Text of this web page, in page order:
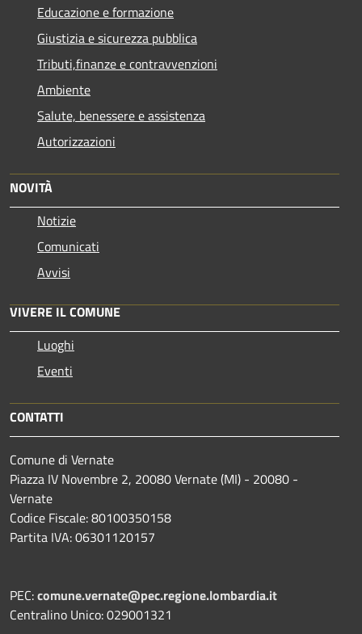
Educazione e formazione
Giustizia e sicurezza pubblica
Tributi,finanze e contravvenzioni
Ambiente
Salute, benessere e assistenza
Autorizzazioni
NOVITÀ
Notizie
Comunicati
Avvisi
VIVERE IL COMUNE
Luoghi
Eventi
CONTATTI
Comune di Vernate
Piazza IV Novembre 2, 20080 Vernate (MI) - 20080 -
Vernate
Codice Fiscale: 80100350158
Partita IVA: 06301120157
PEC:comune.vernate@pec.regione.lombardia.it
Centralino Unico: 029001321